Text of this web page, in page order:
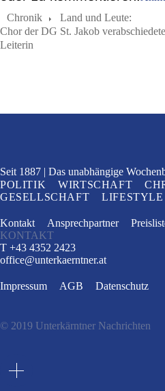
Chronik
Land und Leute:
Chor der DG St. Jakob
Leiterin
Seit 1887 Das unabhängige
POLITIK
WIRTSCHAFT
GESELLSCHAFT
LIFESTYLE
Kontakt Ansprechpartner
KONTAKT
T +43 4352 2423
office@unterkaerntner.at
Impressum AGB Datenschutz
© 2019 Unterkärntner Nachrichten